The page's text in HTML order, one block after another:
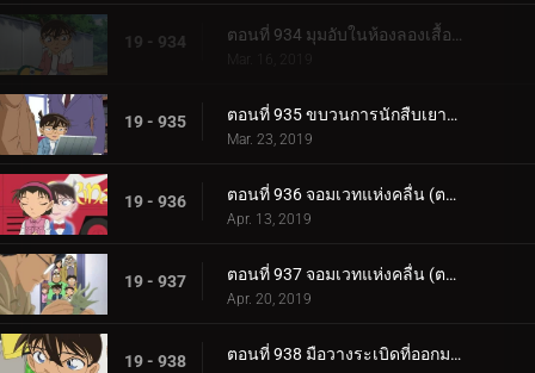
19 - 934 ตอนที่ 934 มุมอับในห้องลองเสื้อ (ตอนจบ)
Mar. 16, 2019
19 - 935 ตอนที่ 935 ขบวนการนักสืบเยาวชนกับคฤหาสน์ผีสิง
Mar. 23, 2019
19 - 936 ตอนที่ 936 จอมเวทแห่งคลื่น (ตอนแรก)
Apr. 13, 2019
19 - 937 ตอนที่ 937 จอมเวทแห่งคลื่น (ตอนจบ)
Apr. 20, 2019
19 - 938 ตอนที่ 938 มือวางระเบิดที่ออกมาจากหนังสือภาพ (ตอนแรก)